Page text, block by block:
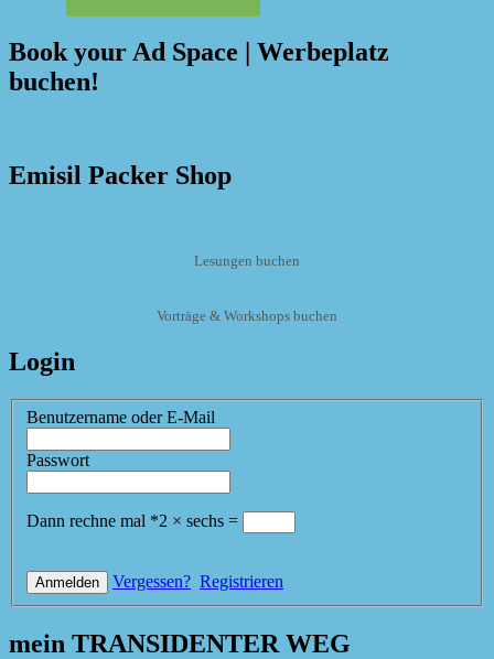
Book your Ad Space | Werbeplatz
buchen!
Emisil Packer Shop
Lesungen buchen
Vorträge & Workshops buchen
Login
Benutzername oder E-Mail
Passwort
Dann rechne mal *2 × sechs =
Vergessen? Registrieren
mein TRANSIDENTER WEG